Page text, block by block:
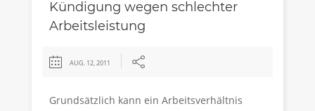
Kündigung wegen schlechter
Arbeitsleistung
AUG. 12, 2011
Grundsätzlich kann ein Arbeitsverhältnis